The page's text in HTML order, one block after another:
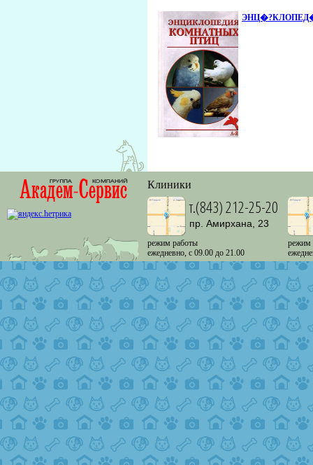
Клиники
т.(843) 212-25-20
пр. Амирхана, 23
режим работы
ежедневно, с 09.00 до 21.00
режим